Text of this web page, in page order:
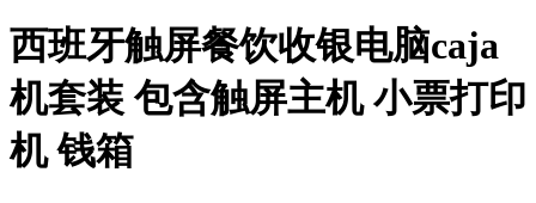
西班牙触屏餐饮收银电脑caja
机套装 包含触屏主机 小票打印
机 钱箱